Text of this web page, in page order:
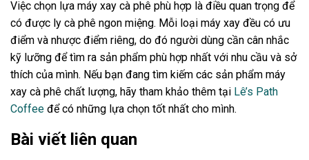
Việc chọn lựa máy xay cà phê phù hợp là điều quan trọng để
có được ly cà phê ngon miệng. Mỗi loại máy xay đều có ưu
điểm và nhược điểm riêng, do đó người dùng cần cân nhắc
kỹ lưỡng để tìm ra sản phẩm phù hợp nhất với nhu cầu và sở
thích của mình. Nếu bạn đang tìm kiếm các sản phẩm máy
xay cà phê chất lượng, hãy tham khảo thêm tại Lê’s Path
Coffee để có những lựa chọn tốt nhất cho mình.
Bài viết liên quan